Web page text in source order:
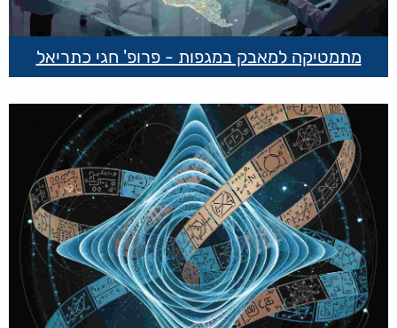
מתמטיקה למאבק במגפות - פרופ' חגי כתריאל